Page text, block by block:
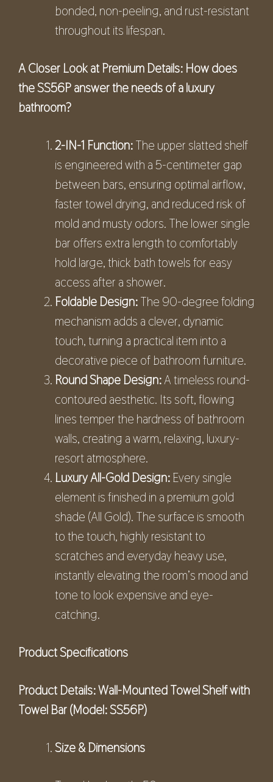
bonded, non-peeling, and rust-resistant
throughout its lifespan.
A Closer Look at Premium Details: How does
the SS56P answer the needs of a luxury
bathroom?
2-IN-1 Function:The upper slatted shelf
is engineered with a 5-centimeter gap
between bars, ensuring optimal airflow,
faster towel drying, and reduced risk of
mold and musty odors. The lower single
bar offers extra length to comfortably
hold large, thick bath towels for easy
access after a shower.
Foldable Design:The 90-degree folding
mechanism adds a clever, dynamic
touch, turning a practical item into a
decorative piece of bathroom furniture.
Round Shape Design:A timeless round-
contoured aesthetic. Its soft, flowing
lines temper the hardness of bathroom
walls, creating a warm, relaxing, luxury-
resort atmosphere.
Luxury All-Gold Design:Every single
element is finished in a premium gold
shade (All Gold). The surface is smooth
to the touch, highly resistant to
scratches and everyday heavy use,
instantly elevating the room’s mood and
tone to look expensive and eye-
catching.
Product Specifications
Product Details: Wall-Mounted Towel Shelf with
Towel Bar (Model: SS56P)
Size & Dimensions